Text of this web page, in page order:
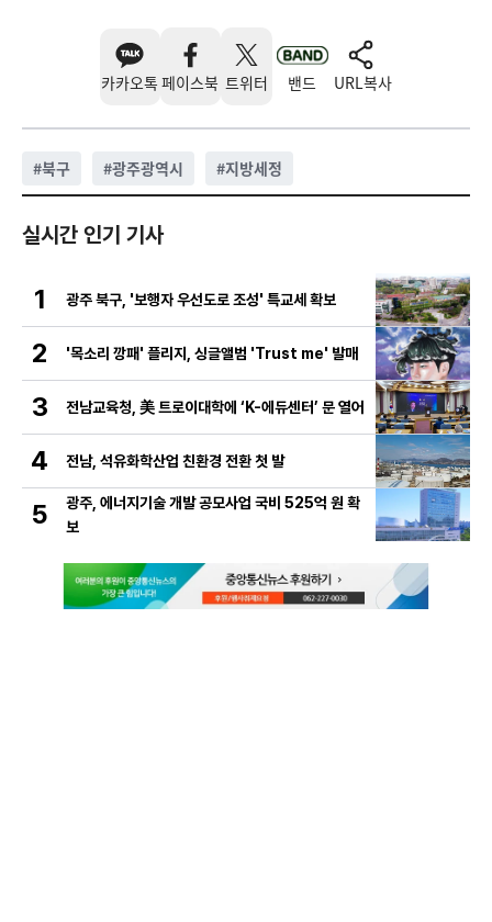
카카오톡 페이스북 트위터 밴드 URL복사
#북구 #광주광역시 #지방세정
실시간 인기 기사
1 광주 북구, '보행자 우선도로 조성' 특교세 확보
2 '목소리 깡패' 플리지, 싱글앨범 'Trust me' 발매
3 전남교육청, 美 트로이대학에 ‘K-에듀센터’ 문 열어
4 전남, 석유화학산업 친환경 전환 첫 발
5
광주, 에너지기술 개발 공모사업 국비 525억 원 확
보